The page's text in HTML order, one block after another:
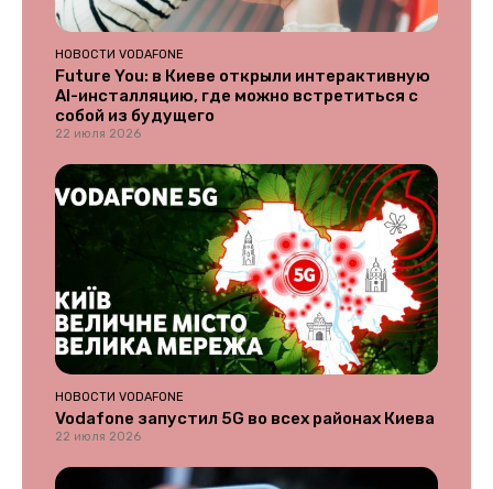
НОВОСТИ VODAFONE
Future You: в Киеве открыли интерактивную
AI-инсталляцию, где можно встретиться с
собой из будущего
22 июля 2026
НОВОСТИ VODAFONE
Vodafone запустил 5G во всех районах Киева
22 июля 2026